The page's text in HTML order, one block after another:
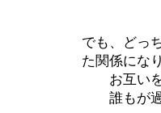
でも、どっ
た関係にな
お互いを
誰もが過